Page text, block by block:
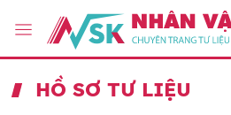
HỒ SƠ TƯ LIỆU